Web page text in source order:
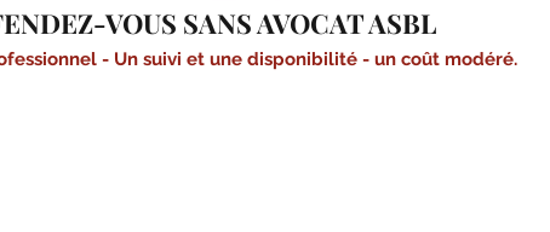
VOUS SANS AVOCAT ASBL
- Un suivi et une disponibilité - un coût modéré.